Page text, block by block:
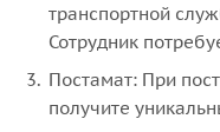
транспортной
Сотрудник
Постамат: При
получите